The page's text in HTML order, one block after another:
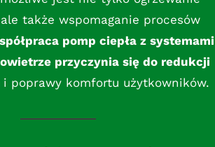
także wspomaganie procesów
pomp ciepła z systemami
przyczynia się do redukcji
i poprawy komfortu użytkowników.